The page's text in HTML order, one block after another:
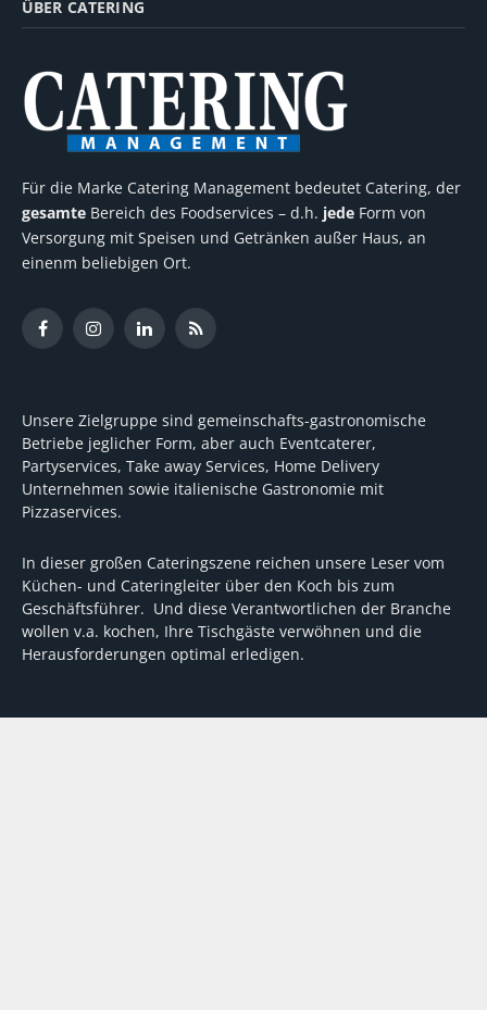
ÜBER CATERING
Für die Marke Catering Management bedeutet Catering, der
gesamte Bereich des Foodservices – d.h. jede Form von
Versorgung mit Speisen und Getränken außer Haus, an
einenm beliebigen Ort.
FacebookInstagramLinkedInRSS
Unsere Zielgruppe sind gemeinschafts-gastronomische
Betriebe jeglicher Form, aber auch Eventcaterer,
Partyservices, Take away Services, Home Delivery
Unternehmen sowie italienische Gastronomie mit
Pizzaservices.
In dieser großen Cateringszene reichen unsere Leser vom
Küchen- und Cateringleiter über den Koch bis zum
Geschäftsführer. Und diese Verantwortlichen der Branche
wollen v.a. kochen, Ihre Tischgäste verwöhnen und die
Herausforderungen optimal erledigen.